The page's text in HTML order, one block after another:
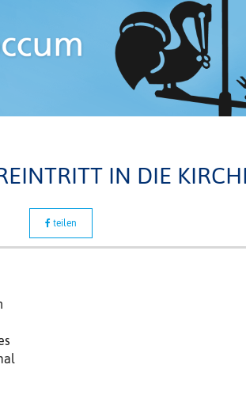
IN DIE
teilen